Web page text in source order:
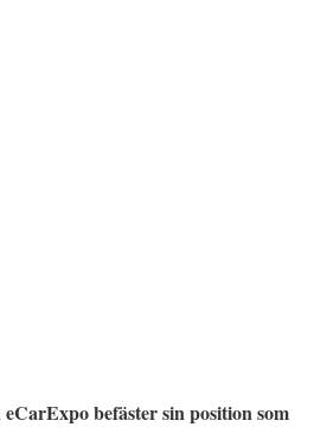
eCarExpo befäster sin position som